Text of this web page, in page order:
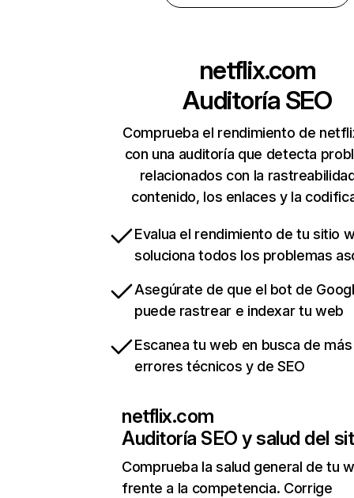
netflix.com
Auditoría SEO
Comprueba el rendimiento de
con una auditoría que detecta
relacionados con la
contenido, los enlaces y la
Evalua el rendimiento de tu sitio
soluciona todos los problemas
Asegúrate de que el bot de
puede rastrear e indexar tu web
Escanea tu web en busca de
errores técnicos y de SEO
netflix.com
Auditoría SEO y salud del
Comprueba la salud general de tu
frente a la competencia. Corrige